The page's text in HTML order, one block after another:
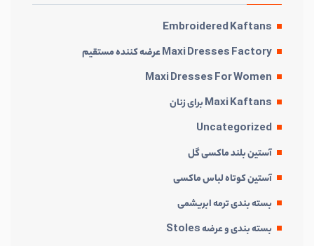
Embroidered Kaftans
Maxi Dresses Factory عرضه کننده مستقیم
Maxi Dresses For Women
Maxi Kaftans برای زنان
Uncategorized
آستین بلند ماکسی گل
آستین کوتاه لباس ماکسی
بسته بندی ترمه ابریشمی
بسته بندی و عرضه Stoles